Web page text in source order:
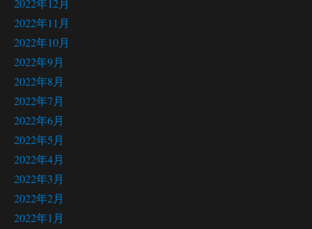
2022年12月
2022年11月
2022年10月
2022年9月
2022年8月
2022年7月
2022年6月
2022年5月
2022年4月
2022年3月
2022年2月
2022年1月